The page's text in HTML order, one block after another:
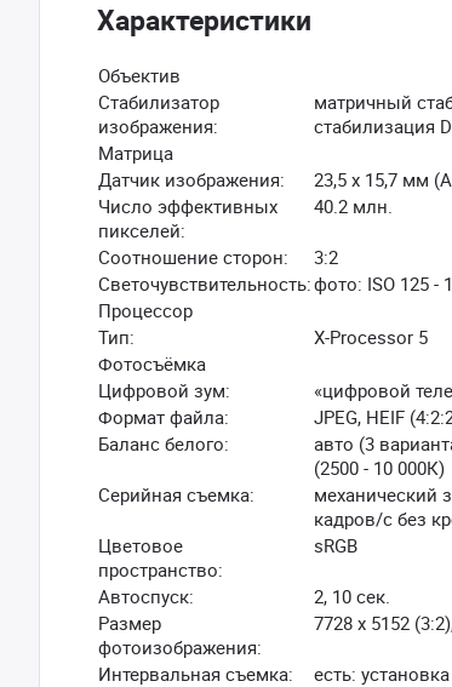
Характеристики
Объектив
Стабилизатор
изображения:
матричный
стабилизация
Матрица
Датчик изображения:
23,5 x 15,7 мм
Число эффективных
пикселей:
40.2 млн.
Соотношение сторон:
3:2
Светочувствительность:фото: ISO 125 -
Процессор
Тип:
X-Processor 5
Фотосъёмка
Цифровой зум:
«цифровой
Формат файла:
JPEG, HEIF
Баланс белого:
авто (3
(2500 - 10 000К)
Серийная съемка:
механический
кадров/с без
Цветовое
пространство:
sRGB
Автоспуск:
2, 10 сек.
Размер
фотоизображения:
7728 x 5152
Интервальная съемка:
есть: